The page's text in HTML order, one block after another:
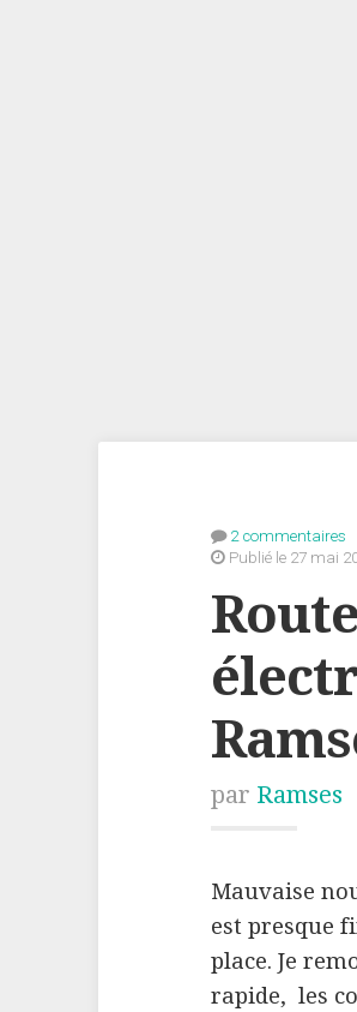
2 commentaires
Publié le 27 mai
par Ramses
Mauvaise
est presque
place. Je
rapide, les